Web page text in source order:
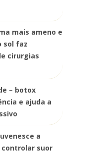
sol faz
cirurgias
e ajuda a
controlar suor